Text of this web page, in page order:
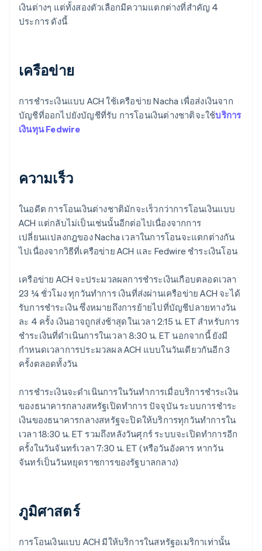
เงินต่างๆ แต่ทั้งสองตัวเลือกมีความแตกต่างที่สำคัญ 4
ประการ ดังนี้
เครือข่าย
การชำระเงินแบบ ACH ใช้เครือข่าย Nacha เพื่อส่งเงินจาก
บัญชีที่ออกไปยังบัญชีที่รับ การโอนเงินต่างชาติจะใช้บริการ
เงินทุน Fedwire
ความเร็ว
ในอดีต การโอนเงินต่างชาติมักจะเร็วกว่าการโอนเงินแบบ
ACH แต่กลับไม่เป็นเช่นนั้นอีกต่อไปเนื่องจากการ
เปลี่ยนแปลงกฎของ Nacha เวลาในการโอนจะแตกต่างกัน
ไปเนื่องจากวิธีที่เครือข่าย ACH และ Fedwire ชำระเงินโอน
เครือข่าย ACH จะประมวลผลการชำระเงินเกือบตลอดเวลา
23 ¼ ชั่วโมง ทุกวันทำการ เงินที่ส่งผ่านเครือข่าย ACH จะได้
รับการชำระเงิน ซึ่งหมายถึงการย้ายไปที่บัญชีปลายทางวัน
ละ 4 ครั้ง เงินอาจถูกส่งช้าสุดในเวลา 2:15 น. ET สำหรับการ
ชำระเงินที่ดำเนินการในเวลา 8:30 น. ET นอกจากนี้ ยังมี
กำหนดเวลาการประมวลผล ACH แบบในวันเดียวกันอีก 3
ครั้งตลอดทั้งวัน
การชำระเงินจะดำเนินการในวันทำการเมื่อบริการชำระเงิน
ของธนาคารกลางสหรัฐเปิดทำการ ปัจจุบัน ระบบการชำระ
เงินของธนาคารกลางสหรัฐจะปิดให้บริการทุกวันทำการใน
เวลา 18:30 น. ET รวมถึงหลังวันศุกร์ ระบบจะเปิดทำการอีก
ครั้งในวันจันทร์เวลา 7:30 น. ET (หรือวันอังคาร หากวัน
จันทร์เป็นวันหยุดราชการของรัฐบาลกลาง)
ภูมิศาสตร์
การโอนเงินแบบ ACH มีให้บริการในสหรัฐอเมริกาเท่านั้น